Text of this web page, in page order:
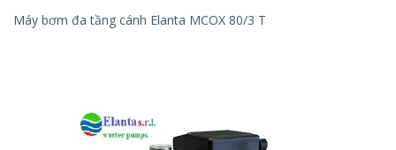
Máy bơm đa tầng cánh Elanta MCOX 80/3 T